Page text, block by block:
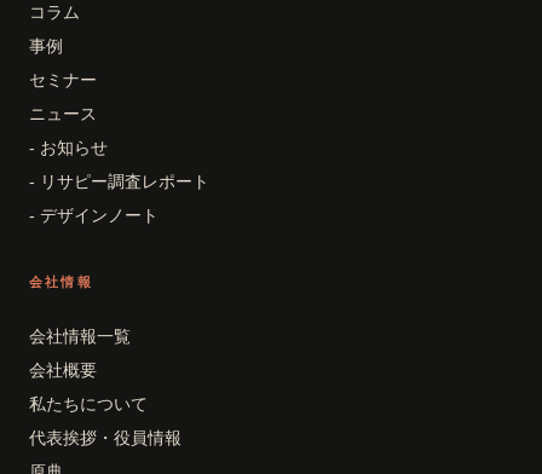
コラム
事例
セミナー
ニュース
- お知らせ
- リサピー調査レポート
- デザインノート
会社情報
会社情報一覧
会社概要
私たちについて
代表挨拶・役員情報